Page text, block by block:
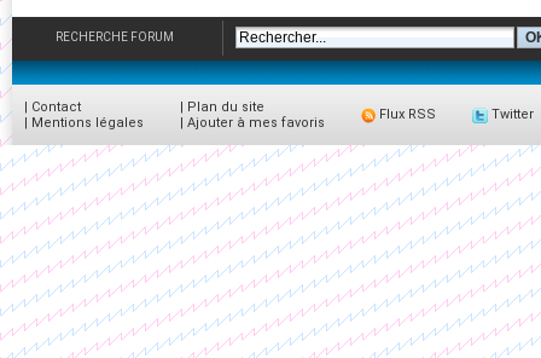
RECHERCHE FORUM
| Contact
| Mentions légales
| Plan du site
| Ajouter à mes favoris
Flux RSS Twitter